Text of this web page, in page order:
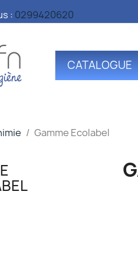
: 0299420620
CATALOGUE
Gamme Ecolabel